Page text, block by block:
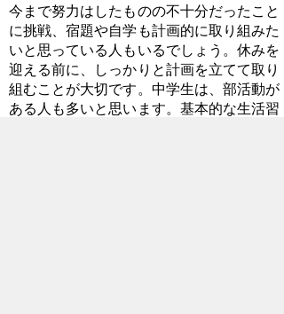
今まで努力はしたものの不十分だったこと
に挑戦、宿題や自学も計画的に取り組みた
いと思っている人もいるでしょう。休みを
迎える前に、しっかりと計画を立てて取り
組むことが大切です。中学生は、部活動が
ある人も多いと思います。基本的な生活習